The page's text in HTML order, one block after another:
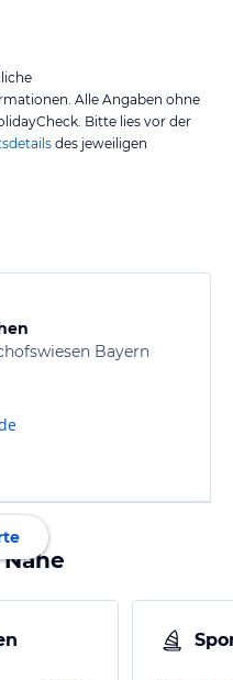
Alle Angaben ohne
Bitte lies vor der
des jeweiligen
Bayern